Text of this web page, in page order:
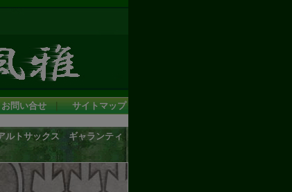
お問い合せ｜ サイトマップ
トサックス ギャランティ